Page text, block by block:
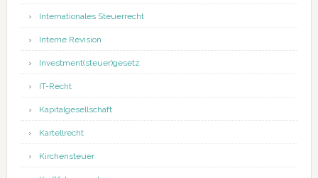
Internationales Steuerrecht
Interne Revision
Investment(steuer)gesetz
IT-Recht
Kapitalgesellschaft
Kartellrecht
Kirchensteuer